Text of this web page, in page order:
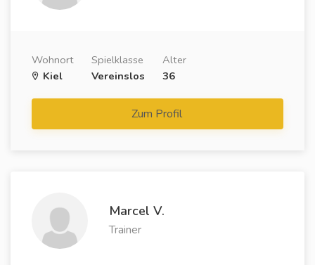
Wohnort
Kiel
Spielklasse
Vereinslos
Alter
36
Zum Profil
Marcel V.
Trainer